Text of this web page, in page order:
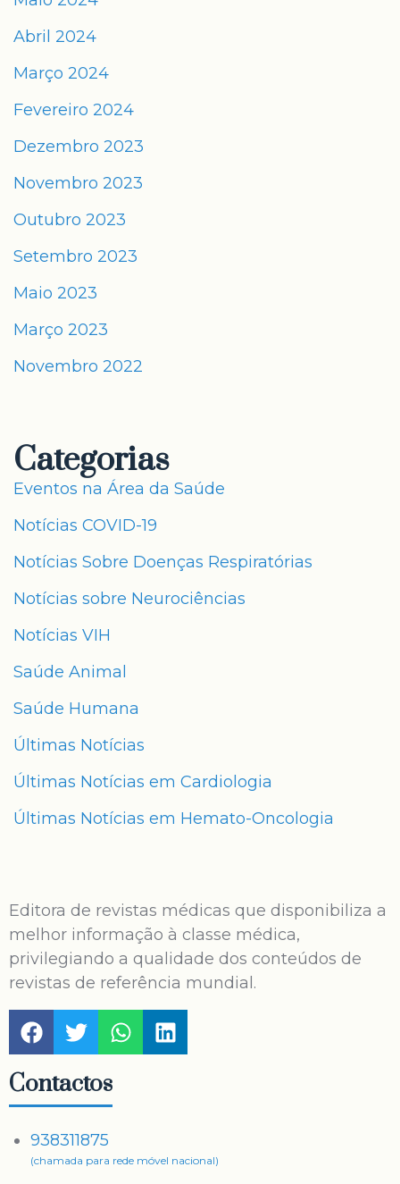
Abril 2024
Março 2024
Fevereiro 2024
Dezembro 2023
Novembro 2023
Outubro 2023
Setembro 2023
Maio 2023
Março 2023
Novembro 2022
Categorias
Eventos na Área da Saúde
Notícias COVID-19
Notícias Sobre Doenças Respiratórias
Notícias sobre Neurociências
Notícias VIH
Saúde Animal
Saúde Humana
Últimas Notícias
Últimas Notícias em Cardiologia
Últimas Notícias em Hemato-Oncologia
Editora de revistas médicas que disponibiliza a
melhor informação à classe médica,
privilegiando a qualidade dos conteúdos de
revistas de referência mundial.
Contactos
938311875
(chamada para rede móvel nacional)